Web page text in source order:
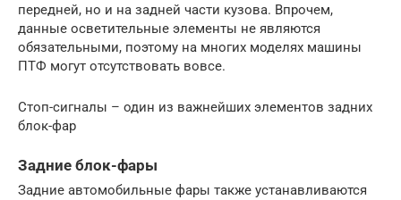
передней, но и на задней части кузова. Впрочем,
данные осветительные элементы не являются
обязательными, поэтому на многих моделях машины
ПТФ могут отсутствовать вовсе.
Стоп-сигналы – один из важнейших элементов задних
блок-фар
Задние блок-фары
Задние автомобильные фары также устанавливаются